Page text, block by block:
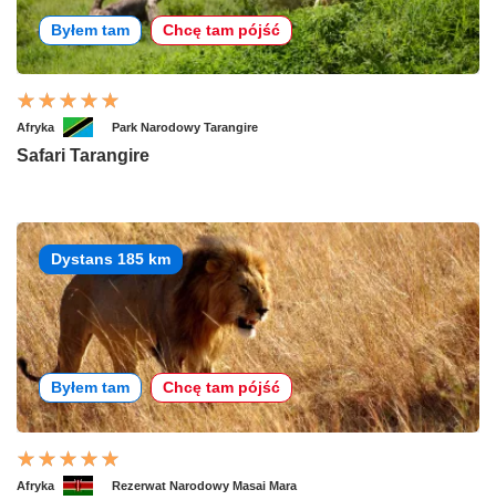
Byłem tam Chcę tam pójść
Afryka Park Narodowy Tarangire
Safari Tarangire
Dystans 185 km
Byłem tam Chcę tam pójść
Afryka Rezerwat Narodowy Masai Mara